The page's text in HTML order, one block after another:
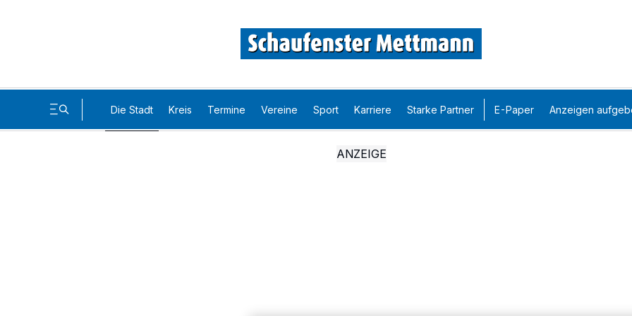
Die Stadt Kreis Termine Vereine Sport Karriere Starke Partner E-Paper Anzeigen